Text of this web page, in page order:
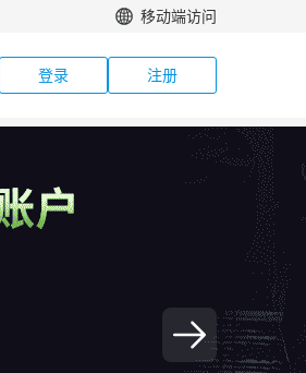
移动端访问
登录 注册